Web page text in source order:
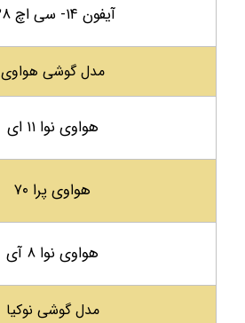
آیفون ۱۴- سی اچ ۱۲۸
مدل گوشی هواوی
هواوی نوا ۱۱ ای
هواوی پرا ۷۰
هواوی نوا ۸ آی
مدل گوشی نوکیا